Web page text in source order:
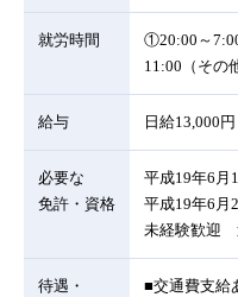
就労時間
①20:00～
11:00（その
給与 日給13,000
必要な
免許・資格
平成19年6月
平成19年6月
未経験歓迎
待遇・
■交通費支給